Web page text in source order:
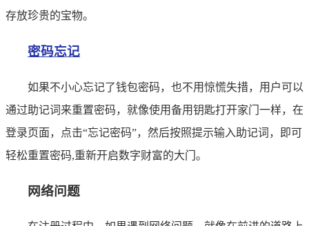
存放珍贵的宝物。
密码忘记
如果不小心忘记了钱包密码，也不用惊慌失措，用户可以
通过助记词来重置密码，就像使用备用钥匙打开家门一样，在
登录页面，点击“忘记密码”，然后按照提示输入助记词，即可
轻松重置密码,重新开启数字财富的大门。
网络问题